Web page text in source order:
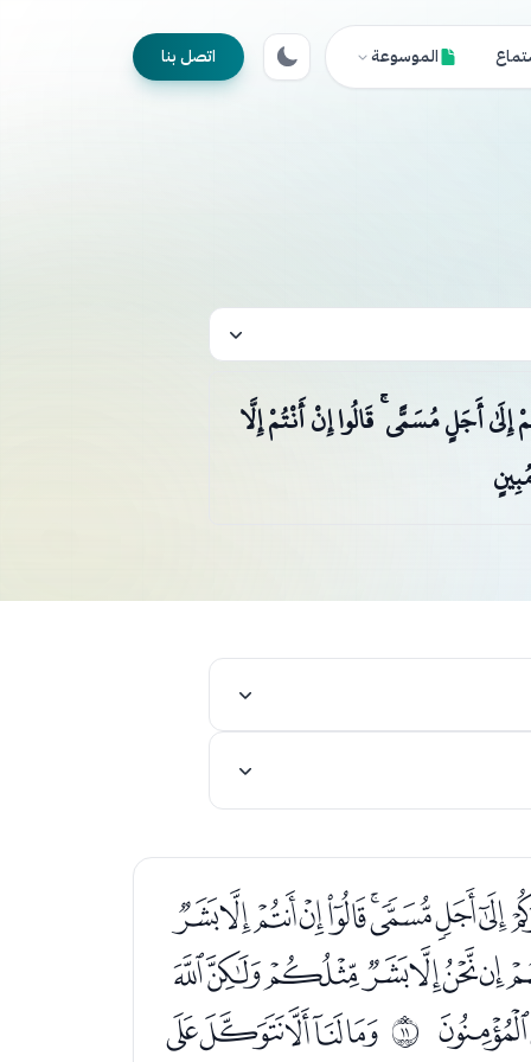
الموسوعة اتصل بنا
أَجَلٍ مُسَمًّى ۚ قَالُوا إِنْ أَنْتُمْ إِلَّا
ﰊ ﭱﭲﭳﭴﭵ